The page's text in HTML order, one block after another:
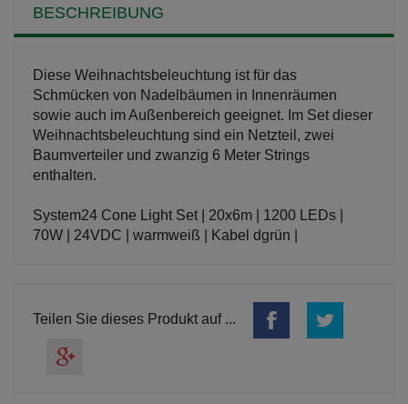
BESCHREIBUNG
Diese Weihnachtsbeleuchtung ist für das
Schmücken von Nadelbäumen in Innenräumen
sowie auch im Außenbereich geeignet. Im Set dieser
Weihnachtsbeleuchtung sind ein Netzteil, zwei
Baumverteiler und zwanzig 6 Meter Strings
enthalten.
System24 Cone Light Set | 20x6m | 1200 LEDs |
70W | 24VDC | warmweiß | Kabel dgrün |
Teilen Sie dieses Produkt auf ...